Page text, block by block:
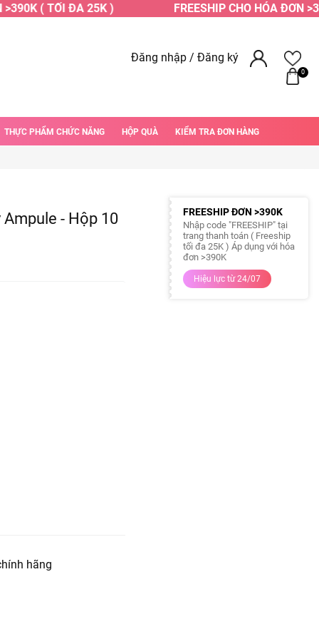
( TỐI ĐA 25K ) FREESHIP CHO HÓA ĐƠN
Đăng nhập / Đăng ký
0
THỰC PHẨM CHỨC NĂNG HỘP QUÀ KIỂM TRA ĐƠN HÀNG
- Hộp 10
hãng
FREESHIP ĐƠN >390K
Nhập code "FREESHIP" tại
trang thanh toán ( Freeship
tối đa 25K ) Áp dụng với hóa
đơn >390K
Hiệu lực từ 24/07